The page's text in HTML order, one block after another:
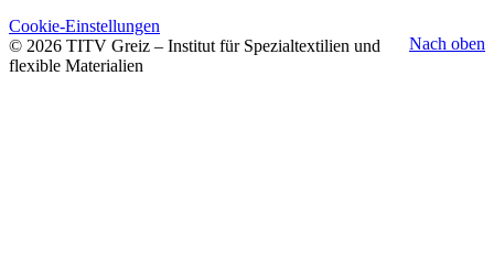
Nach oben
Cookie-Einstellungen
© 2026 TITV Greiz – Institut für Spezialtextilien und
flexible Materialien